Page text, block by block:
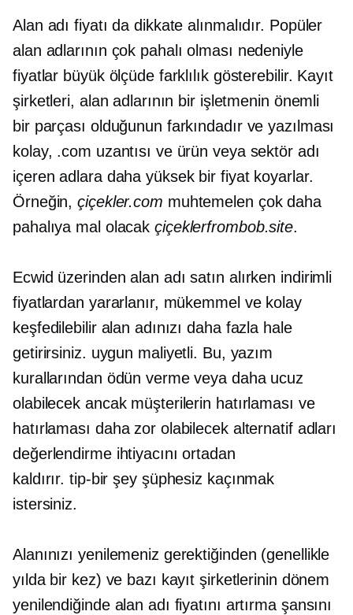
Alan adı fiyatı da dikkate alınmalıdır. Popüler
alan adlarının çok pahalı olması nedeniyle
fiyatlar büyük ölçüde farklılık gösterebilir. Kayıt
şirketleri, alan adlarının bir işletmenin önemli
bir parçası olduğunun farkındadır ve yazılması
kolay, .com uzantısı ve ürün veya sektör adı
içeren adlara daha yüksek bir fiyat koyarlar.
Örneğin,çiçekler.com muhtemelen çok daha
pahalıya mal olacak çiçeklerfrombob.site.
Ecwid üzerinden alan adı satın alırken indirimli
fiyatlardan yararlanır, mükemmel ve kolay
keşfedilebilir alan adınızı daha fazla hale
getirirsiniz. uygun maliyetli. Bu, yazım
kurallarından ödün verme veya daha ucuz
olabilecek ancak müşterilerin hatırlaması ve
hatırlaması daha zor olabilecek alternatif adları
değerlendirme ihtiyacını ortadan
kaldırır.tip-bir şeyşüphesiz kaçınmak
istersiniz.
Alanınızı yenilemeniz gerektiğinden (genellikle
yılda bir kez) ve bazı kayıt şirketlerinin dönem
yenilendiğinde alan adı fiyatını artırma şansını